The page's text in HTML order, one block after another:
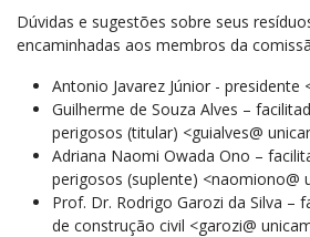
Dúvidas e sugestões sobre seus
encaminhadas aos membros da
Antonio Javarez Júnior - presidente
Guilherme de Souza Alves –
perigosos (titular) <guialves@
Adriana Naomi Owada Ono –
perigosos (suplente) <naomiono@
Prof. Dr. Rodrigo Garozi da Silva –
de construção civil <garozi@